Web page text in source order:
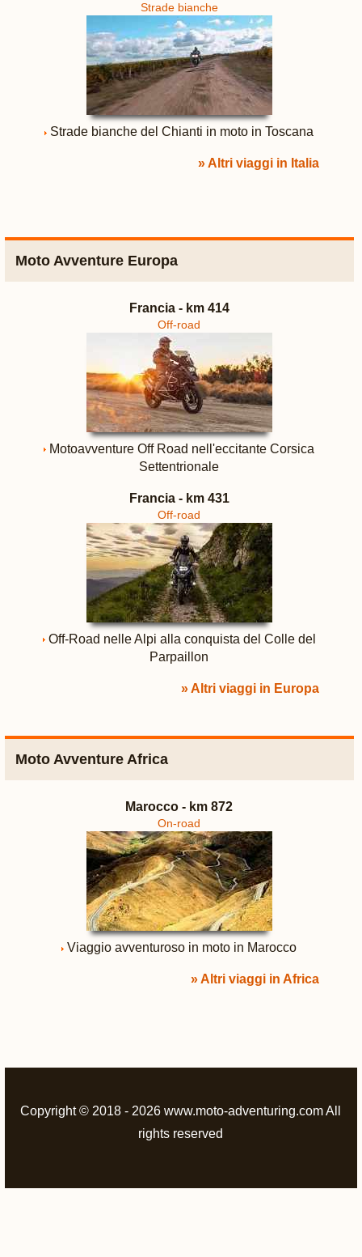
Strade bianche
Strade bianche del Chianti in moto in Toscana
» Altri viaggi in Italia
Moto Avventure Europa
Francia - km 414
Off-road
Motoavventure Off Road nell'eccitante Corsica
Settentrionale
Francia - km 431
Off-road
Off-Road nelle Alpi alla conquista del Colle del
Parpaillon
» Altri viaggi in Europa
Moto Avventure Africa
Marocco - km 872
On-road
Viaggio avventuroso in moto in Marocco
» Altri viaggi in Africa
Copyright © 2018 - 2026 www.moto-adventuring.com All
rights reserved